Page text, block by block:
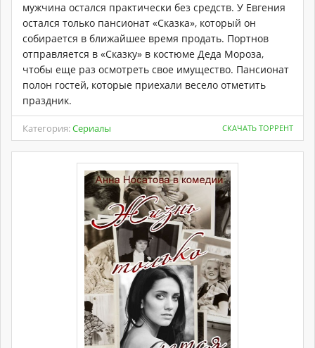
мужчина остался практически без средств. У Евгения
остался только пансионат «Сказка», который он
собирается в ближайшее время продать. Портнов
отправляется в «Сказку» в костюме Деда Мороза,
чтобы еще раз осмотреть свое имущество. Пансионат
полон гостей, которые приехали весело отметить
праздник.
Категория:Сериалы СКАЧАТЬ ТОРРЕНТ